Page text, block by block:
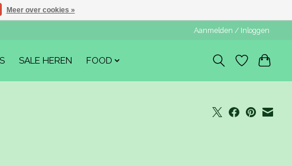
Aanmelden / Inloggen
SALE HEREN FOOD
Meer over cookies »